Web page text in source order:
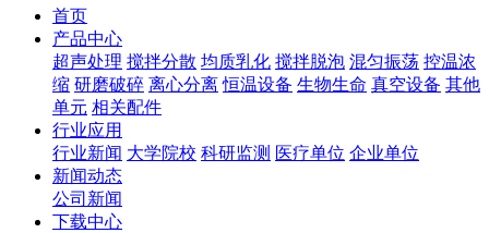
首页
产品中心
超声处理 搅拌分散 均质乳化 搅拌脱泡 混匀振荡 控温浓
缩 研磨破碎 离心分离 恒温设备 生物生命 真空设备 其他
单元 相关配件
行业应用
行业新闻 大学院校 科研监测 医疗单位 企业单位
新闻动态
公司新闻
下载中心